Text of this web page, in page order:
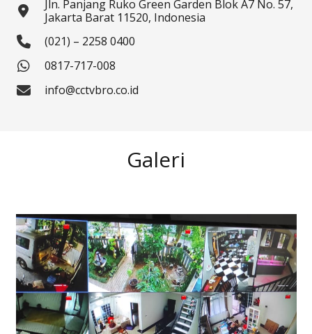
Jln. Panjang Ruko Green Garden Blok A7 No. 57,
Jakarta Barat 11520, Indonesia
(021) – 2258 0400
0817-717-008
info@cctvbro.co.id
Galeri